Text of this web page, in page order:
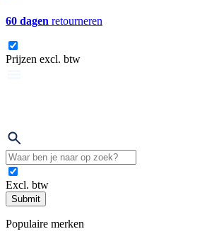
60 dagen retourneren
Prijzen excl. btw
Excl. btw
Submit
Populaire merken